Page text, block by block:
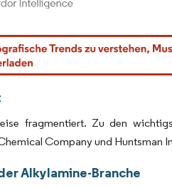
erfordert Namensnennung gemäß
fragmentiert. Zu den
Company und Huntsman
Alkylamine-Branche